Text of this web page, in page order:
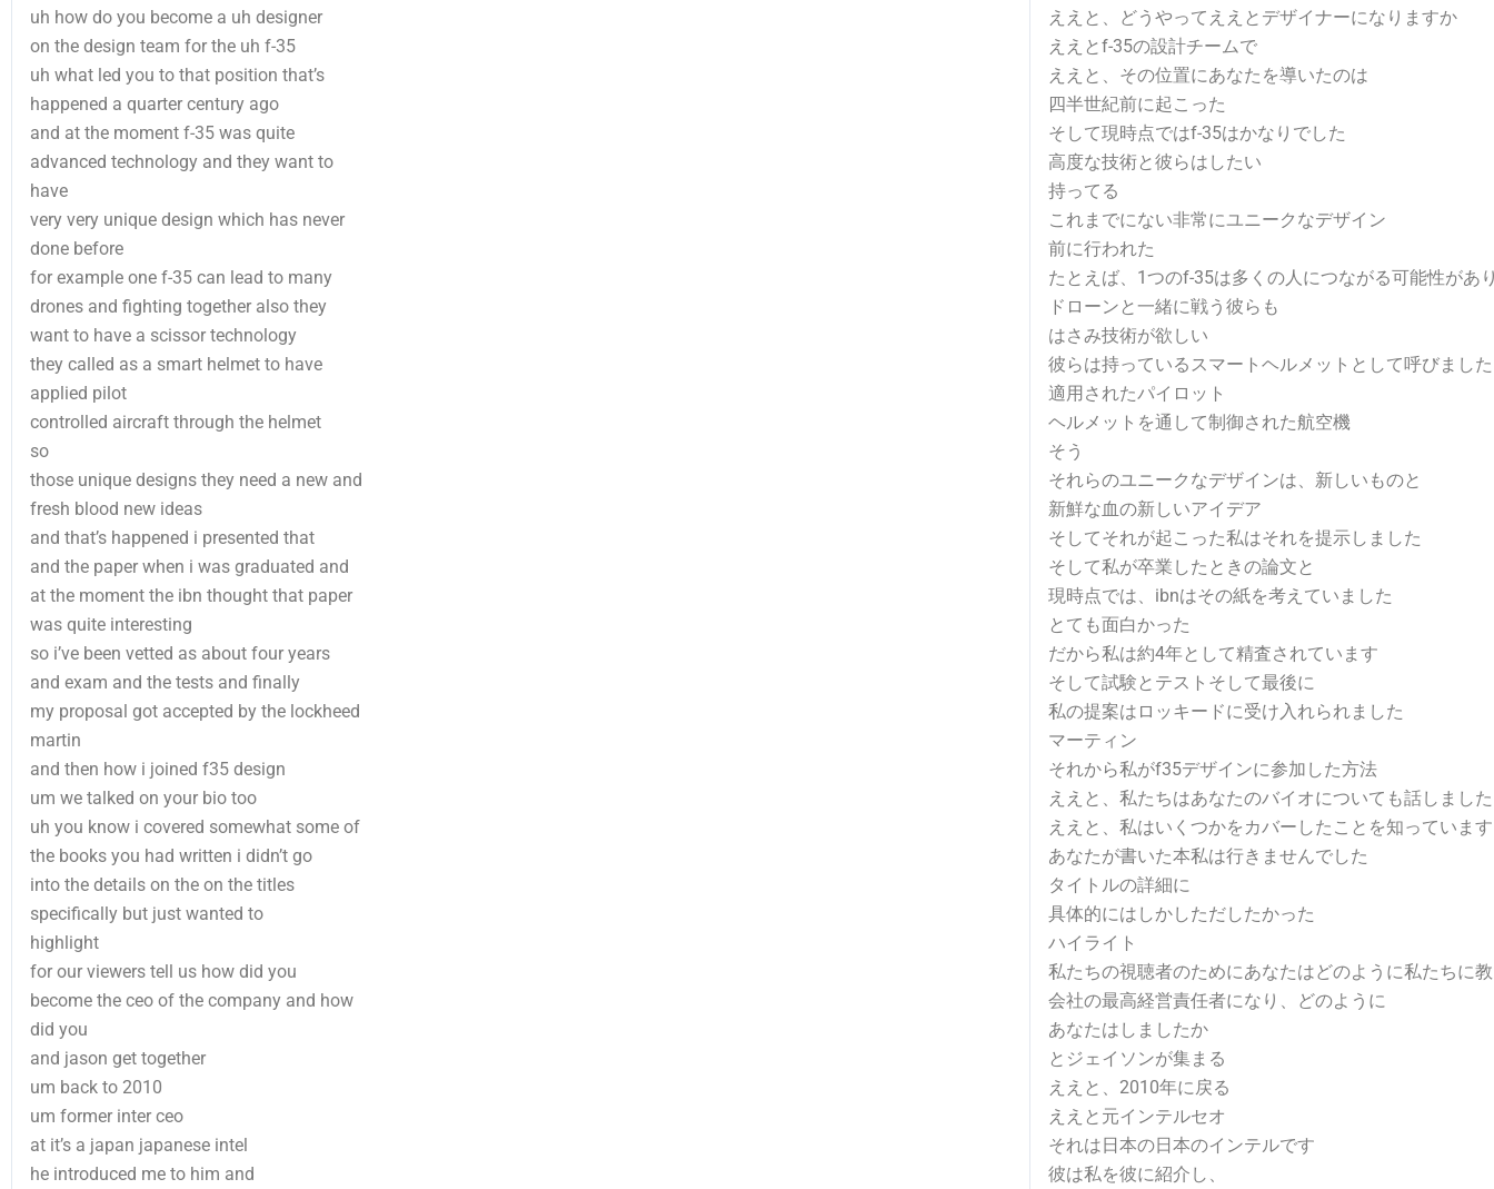
uh how do you become a uh designer
on the design team for the uh f-35
uh what led you to that position that’s
happened a quarter century ago
and at the moment f-35 was quite
advanced technology and they want to
have
very very unique design which has never
done before
for example one f-35 can lead to many
drones and fighting together also they
want to have a scissor technology
they called as a smart helmet to have
applied pilot
controlled aircraft through the helmet
so
those unique designs they need a new and
fresh blood new ideas
and that’s happened i presented that
and the paper when i was graduated and
at the moment the ibn thought that paper
was quite interesting
so i’ve been vetted as about four years
and exam and the tests and finally
my proposal got accepted by the lockheed
martin
and then how i joined f35 design
um we talked on your bio too
uh you know i covered somewhat some of
the books you had written i didn’t go
into the details on the on the titles
specifically but just wanted to
highlight
for our viewers tell us how did you
become the ceo of the company and how
did you
and jason get together
um back to 2010
um former inter ceo
at it’s a japan japanese intel
he introduced me to him and
ええと、どうやってええとデザイナーになりますか
ええとf-35の設計チームで
ええと、その位置にあなたを導いたのは
四半世紀前に起こった
そして現時点ではf-35はかなりでした
高度な技術と彼らはしたい
持ってる
これまでにない非常にユニークなデザイン
前に行われた
たとえば、1つのf-35は多くの人につながる可能性があ
ドローンと一緒に戦う彼らも
はさみ技術が欲しい
彼らは持っているスマートヘルメットとして呼びました
適用されたパイロット
ヘルメットを通して制御された航空機
そう
それらのユニークなデザインは、新しいものと
新鮮な血の新しいアイデア
そしてそれが起こった私はそれを提示しました
そして私が卒業したときの論文と
現時点では、ibnはその紙を考えていました
とても面白かった
だから私は約4年として精査されています
そして試験とテストそして最後に
私の提案はロッキードに受け入れられました
マーティン
それから私がf35デザインに参加した方法
ええと、私たちはあなたのバイオについても話しました
ええと、私はいくつかをカバーしたことを知っています
あなたが書いた本私は行きませんでした
タイトルの詳細に
具体的にはしかしただしたかった
ハイライト
私たちの視聴者のためにあなたはどのように私たちに
会社の最高経営責任者になり、どのように
あなたはしましたか
とジェイソンが集まる
ええと、2010年に戻る
ええと元インテルセオ
それは日本の日本のインテルです
彼は私を彼に紹介し、